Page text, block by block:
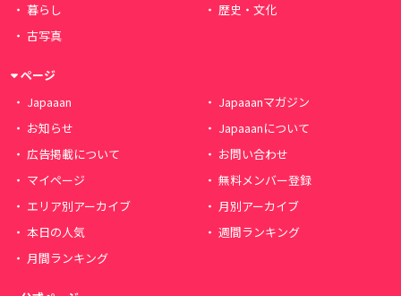
暮らし
歴史・文化
古写真
ページ
Japaaan
Japaaanマガジン
お知らせ
Japaaanについて
広告掲載について
お問い合わせ
マイページ
無料メンバー登録
エリア別アーカイブ
月別アーカイブ
本日の人気
週間ランキング
月間ランキング